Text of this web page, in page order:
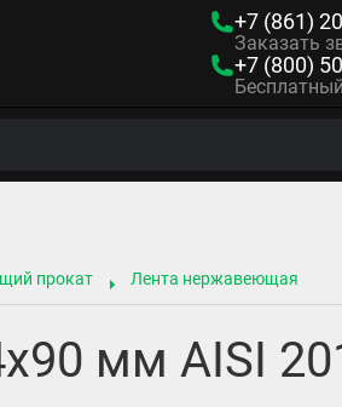
+7 (861)
Заказать
+7 (800)
прокат Лента нержавеющая
мм AISI